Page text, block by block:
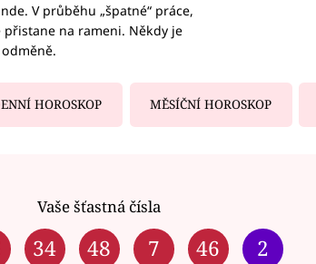
V průběhu „špatné“ práce,
na rameni. Někdy je
HOROSKOP MĚSÍČNÍ HOROSKOP
Vaše šťastná čísla
34 48 7 46 2